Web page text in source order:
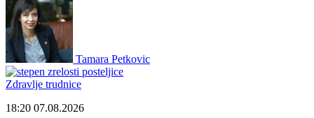
Tamara Petkovic
Zdravlje trudnice
18:20 07.08.2026